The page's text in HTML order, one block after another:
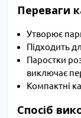
Переваги
Утворює
Підходить
Паростки
виключає
Компактні
Спосіб